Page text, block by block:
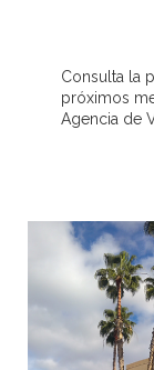
Consulta la
próximos
Agencia de